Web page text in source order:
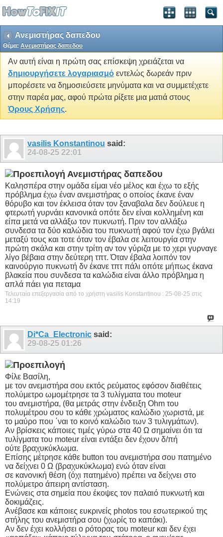
Ανεμιστήρας δαπεδου
Θέμα: Ανεμιστήρας δαπεδου
Αν αυτή είναι η πρώτη σας επίσκεψη χρειάζεται να
δημιουργήσετε λογαριασμό εντελώς δωρεάν πριν
μπορέσετε να δημοσιεύσετε μηνύματα και να συμμετέχετε
στην παρέα μας, αφού πρώτα ρίξετε μια ματιά στους
Όρους Χρήσης.
vasilis Konstantinou said:
24-08-25 22:01
Ανεμιστήρας δαπεδου
Καλησπέρα στην ομάδα είμαι νέο μέλος και έχω το εξής
πρόβλημα έχω έναν ανεμιστήρας ο οποίος έκανε έναν
θόρυβο και τον έκλεισα όταν τον ξαναβαλα δεν δούλευε η
φτερωτή γυρνάει κανονικά οπότε δεν είναι κολλημένη και
είπα μετά να αλλάξω τον πυκνωτή. Πριν τον αλλάξω
συνδεσα τα δύο καλώδια του πυκνωτή αφού τον έχω βγάλει
μεταξύ τους και τοτε όταν τον έβαλα σε λειτουργία στην
πρώτη σκάλα και στην τρίτη αν τον γύριζα με το χερι γυρναγε
λίγο βέβαια στην δεύτερη τπτ. Όταν έβαλα λοιπόν τον
καινούργιο πυκνωτή δν έκανε τπτ πάλι οπότε μήπως έκανα
βλακεία που συνδεσα τα καλώδια είναι άλλο πρόβλημα η
απλά πάει για πεταμα
Τελευταία επεξεργασία από το χρήστη vasilis Konstantinou : 25-08-25 στις
14:19
Di*Ca_Electronic said:
29-08-25 01:26
Φίλε Βασίλη,
με τον ανεμιστήρα σου εκτός ρεύματος εφόσον διαθέτεις
πολύμετρο ωμομέτρησε τα 3 τυλίγματα του moteur
του ανεμιστήρα, (θα μετράς στην ένδειξη Ohm του
πολυμέτρου σου το κάθε χρώματος καλώδιο χωριστά, με
το μαύρο που ΄ναι το κοινό καλώδιο των 3 τυλιγμάτων).
Αν βρίσκεις κάποιες τιμές γύρω στα 40 Ω σημαίνει ότι τα
τυλίγματα του moteur είναι εντάξει δεν έχουν δ/πή
ούτε βραχυκύκλωμα.
Επίσης μέτρησε κάθε button του ανεμιστήρα σου πατημένο
να δείχνει 0 Ω (βραχυκύκλωμα) ενώ όταν είναι
σε κανονική θέση (όχι πατημένο) πρέπει να δείχνει στο
πολύμετρο άπειρη αντίσταση.
Ενώνεις στα σημεία που έκοψες τον παλαιό πυκνωτή και
δοκιμάζεις.
Ανέβασε και κάποιες ευκρινείς photos του εσωτερικού της
στήλης του ανεμιστήρα σου (χωρίς το καπάκι).
Αν δεν έχει κολλήσει ο ρότορας του moteur και δεν έχει